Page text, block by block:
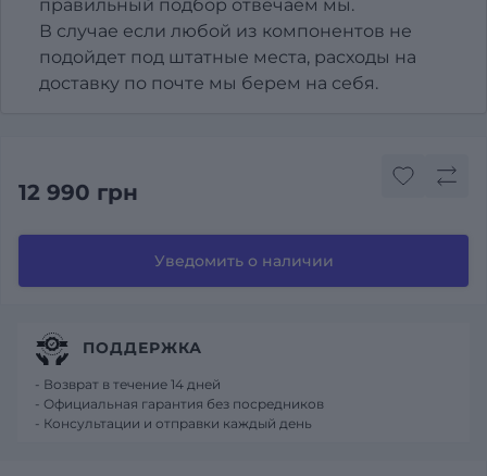
правильный подбор отвечаем мы.
В случае если любой из компонентов не
подойдет под штатные места, расходы на
доставку по почте мы берем на себя.
12 990 грн
Уведомить о наличии
ПОДДЕРЖКА
- Возврат в течение 14 дней
- Официальная гарантия без посредников
- Консультации и отправки каждый день